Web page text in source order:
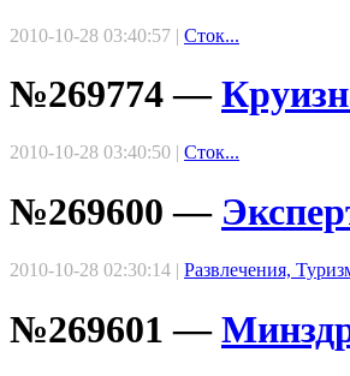
2010-10-28 03:40:57 | Сток...
№269774 —
2010-10-28 03:40:50 | Сток...
№269600 —
2010-10-28 02:30:14 | Развлечения,
№269601 —